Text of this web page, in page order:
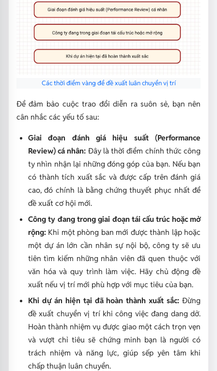
Các thời điểm vàng để đề xuất luân chuyển vị trí
Để đảm bảo cuộc trao đổi diễn ra suôn sẻ, bạn nên
cân nhắc các yếu tố sau:
Giai đoạn đánh giá hiệu suất (Performance
Review) cá nhân: Đây là thời điểm chính thức công
ty nhìn nhận lại những đóng góp của bạn. Nếu bạn
có thành tích xuất sắc và được cấp trên đánh giá
cao, đó chính là bằng chứng thuyết phục nhất để
đề xuất cơ hội mới.
Công ty đang trong giai đoạn tái cấu trúc hoặc mở
rộng:Khi một phòng ban mới được thành lập hoặc
một dự án lớn cần nhân sự nội bộ, công ty sẽ ưu
tiên tìm kiếm những nhân viên đã quen thuộc với
văn hóa và quy trình làm việc. Hãy chủ động đề
xuất nếu vị trí mới phù hợp với mục tiêu của bạn.
Khi dự án hiện tại đã hoàn thành xuất sắc: Đừng
đề xuất chuyển vị trí khi công việc đang dang dở.
Hoàn thành nhiệm vụ được giao một cách trọn vẹn
và vượt chỉ tiêu sẽ chứng minh bạn là người có
trách nhiệm và năng lực, giúp sếp yên tâm khi
chấp thuận luân chuyển.